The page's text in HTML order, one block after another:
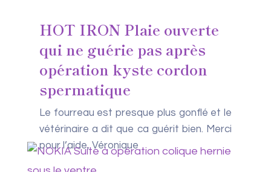
HOT IRON Plaie ouverte
qui ne guérie pas après
opération kyste cordon
spermatique
Le fourreau est presque plus gonflé et le
vétérinaire a dit que ca guérit bien. Merci
pour l’aide, Véronique